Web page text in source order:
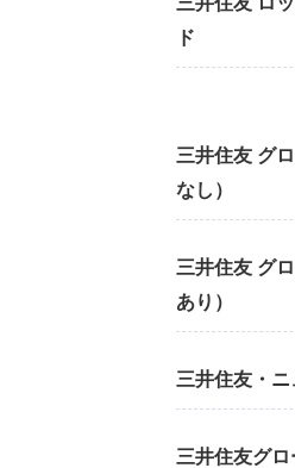
ド
三井住友 グ
なし）
三井住友 グ
あり）
三井住友・
三井住友グ